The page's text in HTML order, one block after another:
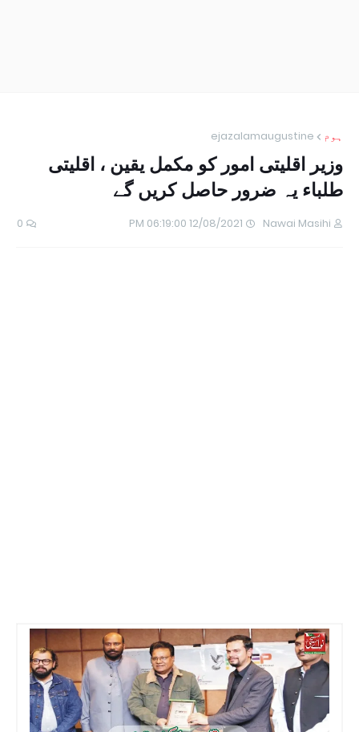
ہوم ejazalamaugustine
وزیر اقلیتی امور کو مکمل یقین ، اقلیتی
طلباء یہ ضرور حاصل کریں گے
Nawai Masihi
12/08/2021 06:19:00 PM
0